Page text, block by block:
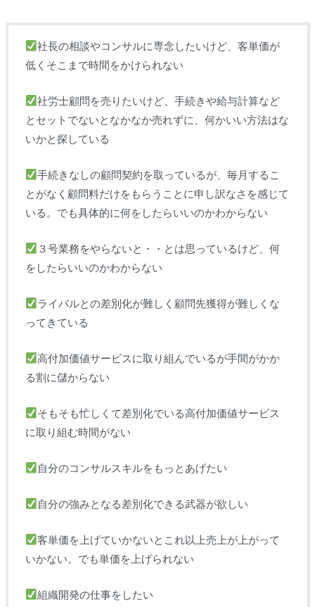
社長の相談やコンサルに専念したいけど、客単価が
低くそこまで時間をかけられない
社労士顧問を売りたいけど、手続きや給与計算など
とセットでないとなかなか売れずに、何かいい方法はな
いかと探している
手続きなしの顧問契約を取っているが、毎月するこ
とがなく顧問料だけをもらうことに申し訳なさを感じて
いる。でも具体的に何をしたらいいのかわからない
３号業務をやらないと・・とは思っているけど、何
をしたらいいのかわからない
ライバルとの差別化が難しく顧問先獲得が難しくな
ってきている
高付加価値サービスに取り組んでいるが手間がかか
る割に儲からない
そもそも忙しくて差別化でいる高付加価値サービス
に取り組む時間がない
自分のコンサルスキルをもっとあげたい
自分の強みとなる差別化できる武器が欲しい
客単価を上げていかないとこれ以上売上が上がって
いかない。でも単価を上げられない
組織開発の仕事をしたい